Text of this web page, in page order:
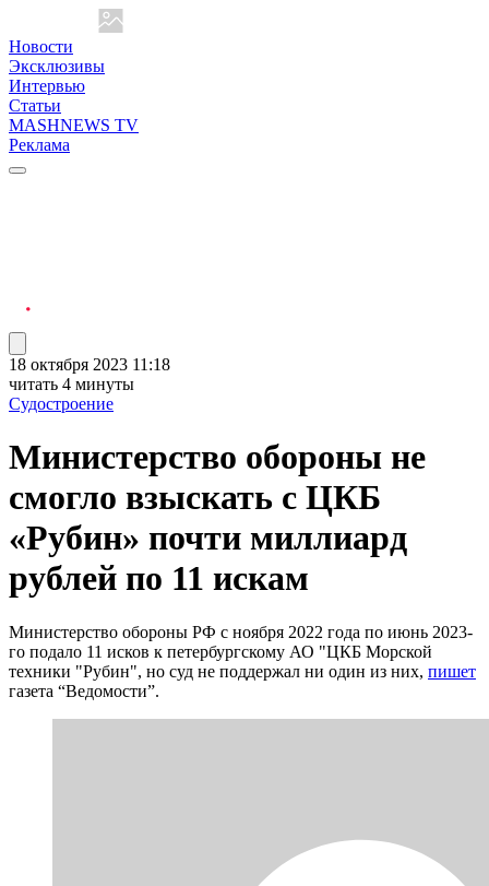
Новости
Эксклюзивы
Интервью
Статьи
MASHNEWS TV
Реклама
18 октября 2023 11:18
читать 4 минуты
Судостроение
Министерство обороны не
смогло взыскать с ЦКБ
«Рубин» почти миллиард
рублей по 11 искам
Министерство обороны РФ с ноября 2022 года по июнь 2023-
го подало 11 исков к петербургскому АО "ЦКБ Морской
техники "Рубин", но суд не поддержал ни один из них, пишет
газета “Ведомости”.